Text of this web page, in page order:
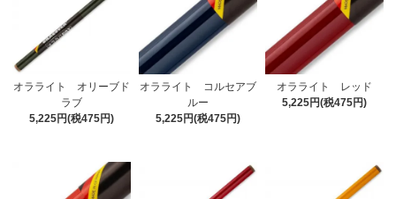
オラライト オリーブド
ラブ
5,225円(税475円)
オラライト コルセアブ
ルー
5,225円(税475円)
オラライト レッド
5,225円(税475円)